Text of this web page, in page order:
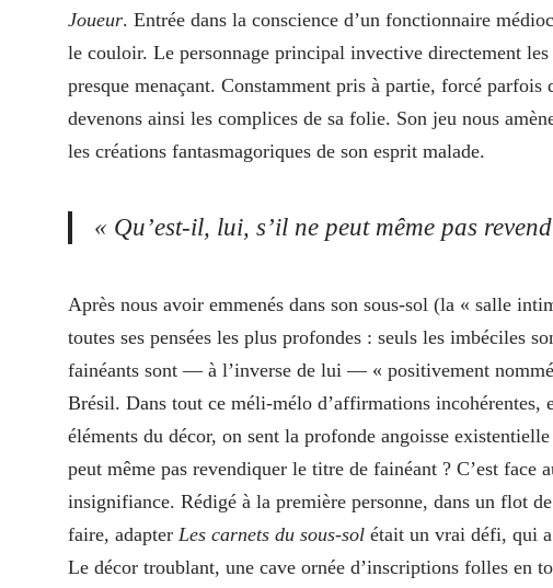
Joueur. Entrée dans la conscience d’un fonctionnaire
le couloir. Le personnage principal invective directement
presque menaçant. Constamment pris à partie, forcé
devenons ainsi les complices de sa folie. Son jeu nous
les créations fantasmagoriques de son esprit malade.
« Qu’est-il, lui, s’il ne peut même pas
Après nous avoir emmenés dans son sous-sol (la « salle
toutes ses pensées les plus profondes : seuls les imbéciles
fainéants sont — à l’inverse de lui — « positivement
Brésil. Dans tout ce méli-mélo d’affirmations incohérentes,
éléments du décor, on sent la profonde angoisse
peut même pas revendiquer le titre de fainéant ? C’est face
insignifiance. Rédigé à la première personne, dans un flot
faire, adapter Les carnets du sous-sol était un vrai défi, qui
Le décor troublant, une cave ornée d’inscriptions folles en